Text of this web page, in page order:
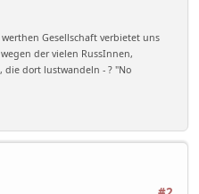
Gesellschaft verbietet uns
der vielen RussInnen,
die dort lustwandeln - ? "No